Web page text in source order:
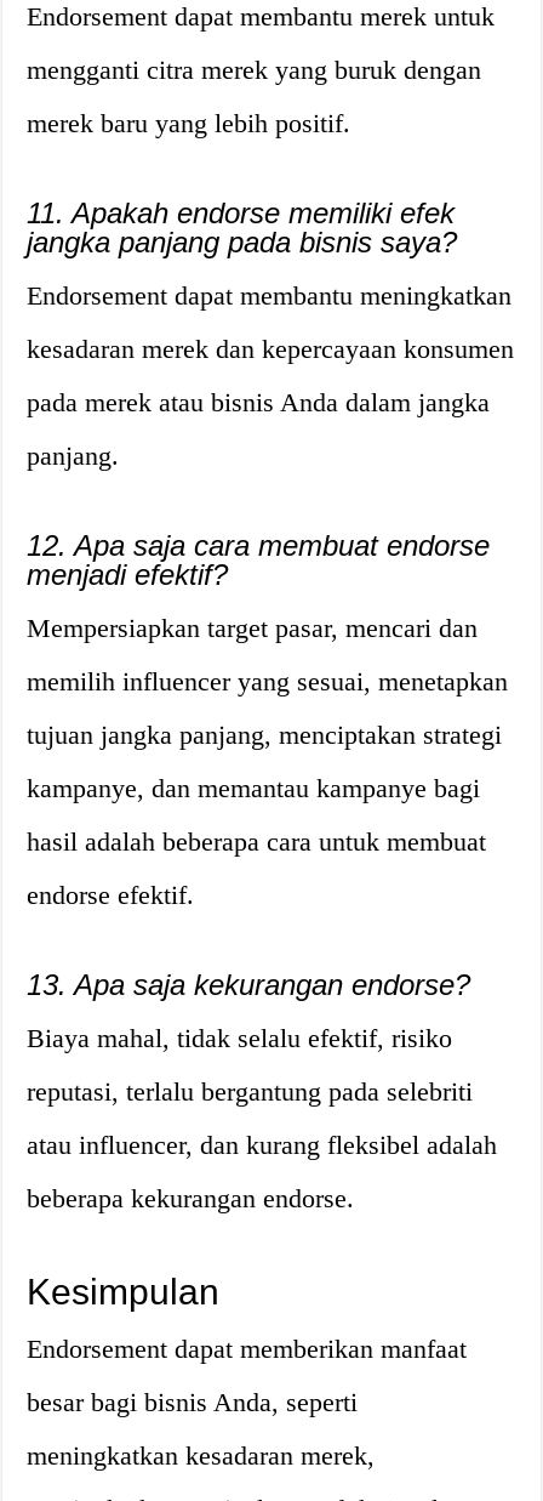
Endorsement dapat membantu merek untuk
mengganti citra merek yang buruk dengan
merek baru yang lebih positif.
11. Apakah endorse memiliki efek
jangka panjang pada bisnis saya?
Endorsement dapat membantu meningkatkan
kesadaran merek dan kepercayaan konsumen
pada merek atau bisnis Anda dalam jangka
panjang.
12. Apa saja cara membuat endorse
menjadi efektif?
Mempersiapkan target pasar, mencari dan
memilih influencer yang sesuai, menetapkan
tujuan jangka panjang, menciptakan strategi
kampanye, dan memantau kampanye bagi
hasil adalah beberapa cara untuk membuat
endorse efektif.
13. Apa saja kekurangan endorse?
Biaya mahal, tidak selalu efektif, risiko
reputasi, terlalu bergantung pada selebriti
atau influencer, dan kurang fleksibel adalah
beberapa kekurangan endorse.
Kesimpulan
Endorsement dapat memberikan manfaat
besar bagi bisnis Anda, seperti
meningkatkan kesadaran merek,